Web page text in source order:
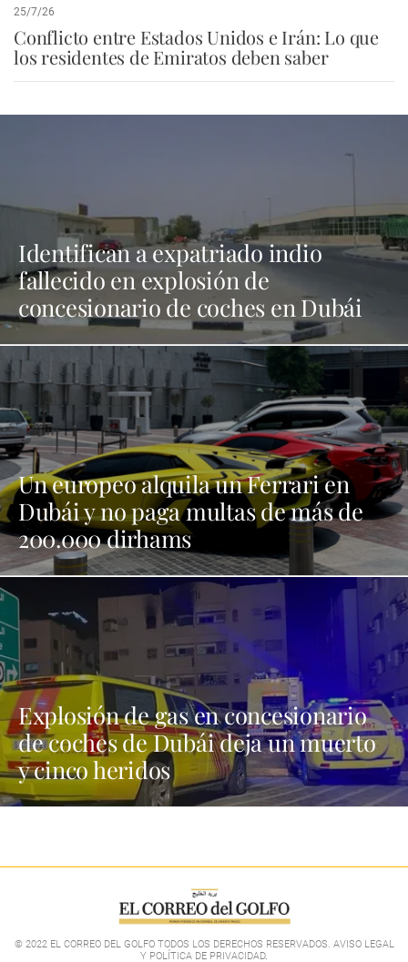
25/7/26
Conflicto entre Estados Unidos e Irán: Lo que
los residentes de Emiratos deben saber
Identifican a expatriado indio
fallecido en explosión de
concesionario de coches en Dubái
Un europeo alquila un Ferrari en
Dubái y no paga multas de más de
200.000 dirhams
Explosión de gas en concesionario
de coches de Dubái deja un muerto
y cinco heridos
© 2022 EL CORREO DEL GOLFO TODOS LOS DERECHOS RESERVADOS. AVISO LEGAL
Y POLÍTICA DE PRIVACIDAD.